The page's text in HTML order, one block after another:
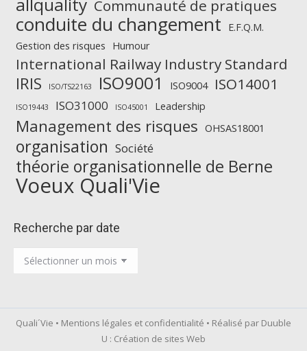
allquality Communauté de pratiques
conduite du changement
E.F.Q.M.
Gestion des risques
Humour
International Railway Industry Standard
IRIS ISO/TS22163 ISO9001 ISO9004 ISO14001
ISO19443 ISO31000 ISO45001 Leadership
Management des risques OHSAS18001
organisation Société
théorie organisationnelle de Berne
Voeux Quali'Vie
Recherche par date
Recherche
Quali´Vie • Mentions légales et confidentialité • Réalisé par Duuble
U : Création de sites Web